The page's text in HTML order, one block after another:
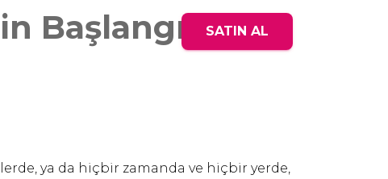
BaşlangıcıSATIN AL
ya da hiçbir zamanda ve hiçbir yerde,